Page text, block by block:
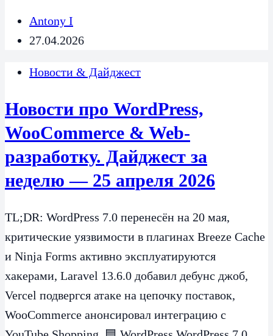
Antony I
27.04.2026
Новости & Дайджест
Новости про WordPress,
WooCommerce & Web-
разработку. Дайджест за
неделю — 25 апреля 2026
TL;DR: WordPress 7.0 перенесён на 20 мая,
критические уязвимости в плагинах Breeze Cache
и Ninja Forms активно эксплуатируются
хакерами, Laravel 13.6.0 добавил дебунс джоб,
Vercel подвергся атаке на цепочку поставок,
WooCommerce анонсировал интеграцию с